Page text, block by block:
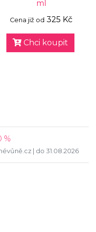
ml
Cena již od 325 Kč
Chci koupit
%
| do 31.08.2026